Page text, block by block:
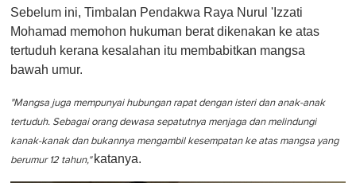
Sebelum ini, Timbalan Pendakwa Raya Nurul 'Izzati
Mohamad memohon hukuman berat dikenakan ke atas
tertuduh kerana kesalahan itu membabitkan mangsa
bawah umur.
"Mangsa juga mempunyai hubungan rapat dengan isteri dan anak-anak
tertuduh. Sebagai orang dewasa sepatutnya menjaga dan melindungi
kanak-kanak dan bukannya mengambil kesempatan ke atas mangsa yang
berumur 12 tahun," katanya.